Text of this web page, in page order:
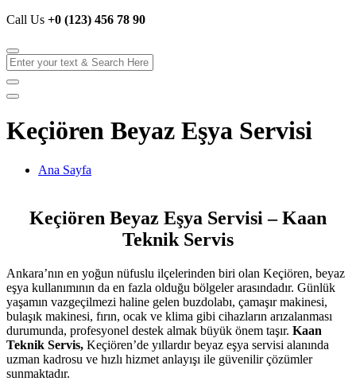
Call Us +0 (123) 456 78 90
Keçiören Beyaz Eşya Servisi
Ana Sayfa
Keçiören Beyaz Eşya Servisi – Kaan
Teknik Servis
Ankara’nın en yoğun nüfuslu ilçelerinden biri olan Keçiören, beyaz
eşya kullanımının da en fazla olduğu bölgeler arasındadır. Günlük
yaşamın vazgeçilmezi haline gelen buzdolabı, çamaşır makinesi,
bulaşık makinesi, fırın, ocak ve klima gibi cihazların arızalanması
durumunda, profesyonel destek almak büyük önem taşır. Kaan
Teknik Servis, Keçiören’de yıllardır beyaz eşya servisi alanında
uzman kadrosu ve hızlı hizmet anlayışı ile güvenilir çözümler
sunmaktadır.